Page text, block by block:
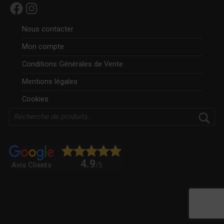
Facebook Instagram
Nous contacter
Mon compte
Conditions Générales de Vente
Mentions légales
Cookies
Avis Clients 4.9/5